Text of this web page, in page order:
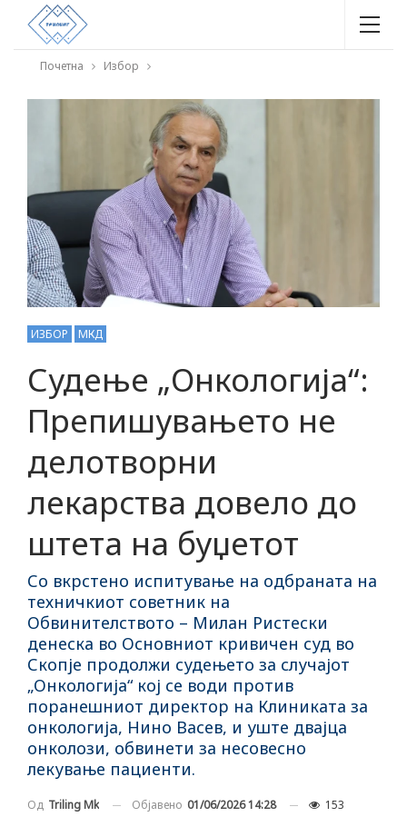
Почетна Избор
ИЗБОР МКД
Судење „Онкологија“:
Препишувањето не
делотворни
лекарства довело до
штета на буџетот
Со вкрстено испитување на одбраната на
техничкиот советник на
Обвинителството – Милан Ристески
денеска во Основниот кривичен суд во
Скопје продолжи судењето за случајот
„Онкологија“ кој се води против
поранешниот директор на Клиниката за
онкологија, Нино Васев, и уште двајца
онколози, обвинети за несовесно
лекување пациенти.
Од Triling Mk Објавено 01/06/2026 14:28 153